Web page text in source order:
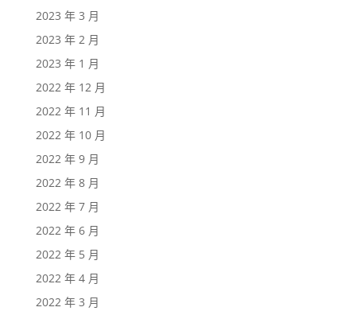
2023 年 3 月
2023 年 2 月
2023 年 1 月
2022 年 12 月
2022 年 11 月
2022 年 10 月
2022 年 9 月
2022 年 8 月
2022 年 7 月
2022 年 6 月
2022 年 5 月
2022 年 4 月
2022 年 3 月